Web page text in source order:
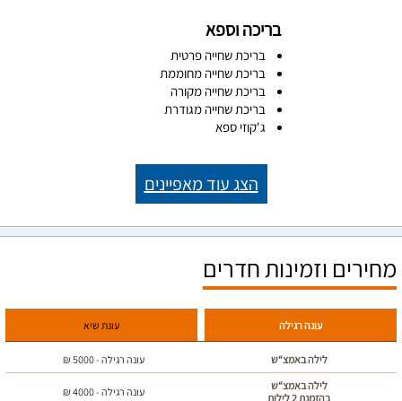
בריכה וספא
בריכת שחייה פרטית
בריכת שחייה מחוממת
בריכת שחייה מקורה
בריכת שחייה מגודרת
ג'קוזי ספא
הצג עוד מאפיינים
מחירים וזמינות חדרים
עונת שיא עונה רגילה
לילה באמצ“ש עונה רגילה -5000
₪
לילה באמצ“ש
בהזמנת 2 לילות
עונה רגילה -4000
₪